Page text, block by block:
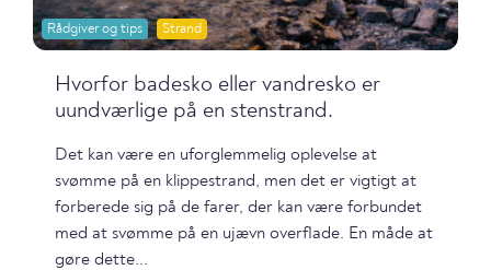
Rådgiver og tips Strand
Hvorfor badesko eller vandresko er
uundværlige på en stenstrand.
Det kan være en uforglemmelig oplevelse at
svømme på en klippestrand, men det er vigtigt at
forberede sig på de farer, der kan være forbundet
med at svømme på en ujævn overflade. En måde at
gøre dette...